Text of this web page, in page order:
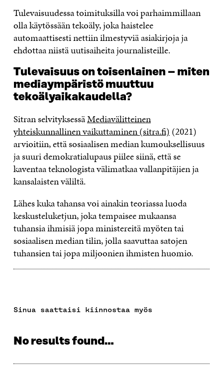
Tulevaisuudessa toimituksilla voi parhaimmillaan
olla käytössään tekoäly, joka haistelee
automaattisesti nettiin ilmestyviä asiakirjoja ja
ehdottaa niistä uutisaiheita journalisteille.
Tulevaisuus on toisenlainen – miten
mediaympäristö muuttuu
tekoälyaikakaudella?
Sitran selvityksessäMediavälitteinen
yhteiskunnallinen vaikuttaminen (sitra.fi) (2021)
arvioitiin, että sosiaalisen median kumouksellisuus
ja suuri demokratialupaus piilee siinä, että se
kaventaa teknologista välimatkaa vallanpitäjien ja
kansalaisten väliltä.
Lähes kuka tahansa voi ainakin teoriassa luoda
keskusteluketjun, joka tempaisee mukaansa
tuhansia ihmisiä jopa ministereitä myöten tai
sosiaalisen median tilin, jolla saavuttaa satojen
tuhansien tai jopa miljoonien ihmisten huomio.
Sinua saattaisi kiinnostaa myös
No results found…